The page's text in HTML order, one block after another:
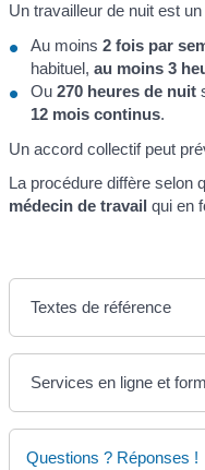
Un travailleur de nuit est
Au moins 2 fois par
habituel,au moins 3
Ou270 heures de nuit
12 mois continus.
Un accord collectif peut
La procédure diffère selon
médecin de travail qui en
Textes de référence
Services en ligne et
Questions ? Réponses !